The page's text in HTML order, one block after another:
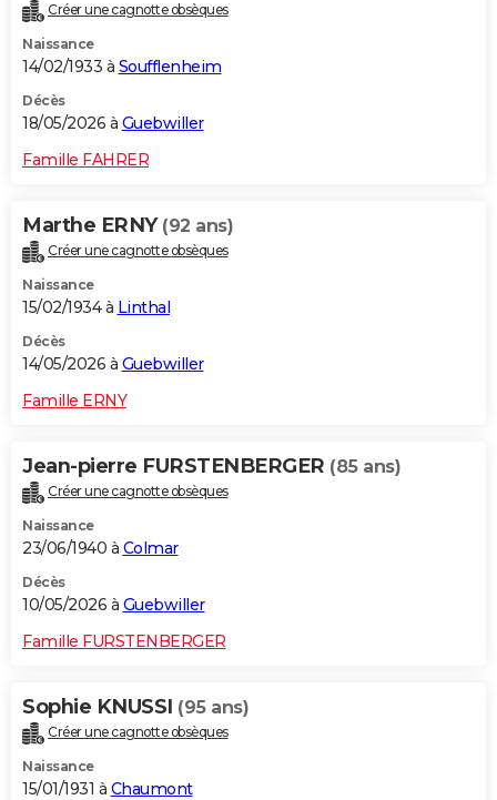
Créer une cagnotte obsèques
Naissance
14/02/1933 à Soufflenheim
Décès
18/05/2026 à Guebwiller
Famille FAHRER
Marthe ERNY (92 ans)
Créer une cagnotte obsèques
Naissance
15/02/1934 à Linthal
Décès
14/05/2026 à Guebwiller
Famille ERNY
Jean-pierre FURSTENBERGER (85 ans)
Créer une cagnotte obsèques
Naissance
23/06/1940 à Colmar
Décès
10/05/2026 à Guebwiller
Famille FURSTENBERGER
Sophie KNUSSI (95 ans)
Créer une cagnotte obsèques
Naissance
15/01/1931 à Chaumont